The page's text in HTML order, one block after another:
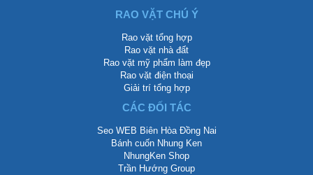
RAO VẶT CHÚ Ý
Rao vặt tổng hợp
Rao vặt nhà đất
Rao vặt mỹ phẩm làm đẹp
Rao vặt điện thoại
Giải trí tổng hợp
CÁC ĐỐI TÁC
Seo WEB Biên Hòa Đồng Nai
Bánh cuốn Nhung Ken
NhungKen Shop
Trần Hướng Group